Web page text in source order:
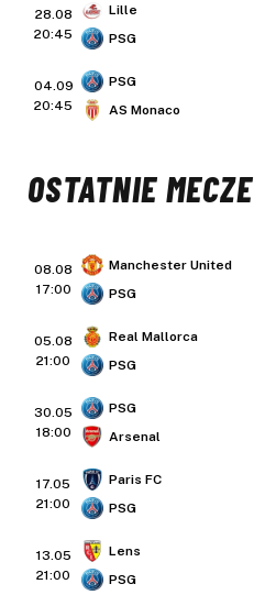
28.08
20:45
Lille
PSG
04.09
20:45
PSG
AS Monaco
OSTATNIE MECZE
08.08
17:00
Manchester United
PSG
05.08
21:00
Real Mallorca
PSG
30.05
18:00
PSG
Arsenal
17.05
21:00
Paris FC
PSG
13.05
21:00
Lens
PSG